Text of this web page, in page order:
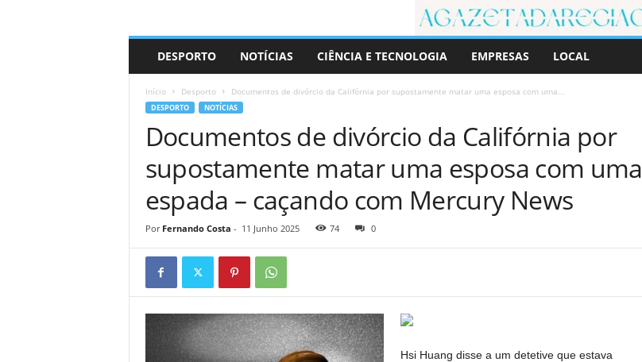
r
DESPORTO NOTÍCIAS CIÊNCIA E TECNOLOGIA EMPRESAS LOCAL
Início Desporto Documentos de divórcio da Califórnia por supostamente matar uma esposa com uma...
DESPORTO NOTÍCIAS
Documentos de divórcio da Califórnia por
supostamente matar uma esposa com uma
espada – caçando com Mercury News
Por Fernando Costa - 11 Junho 2025 74 0
Hsi Huang disse a um detetive que estava